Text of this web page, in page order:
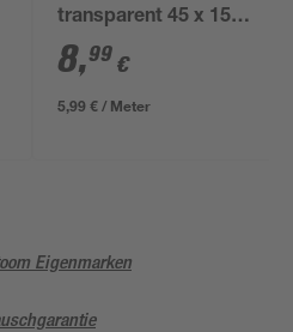
transparent 45 x 150
cm
8,99 €
5,99 € / Meter
Eigenmarken